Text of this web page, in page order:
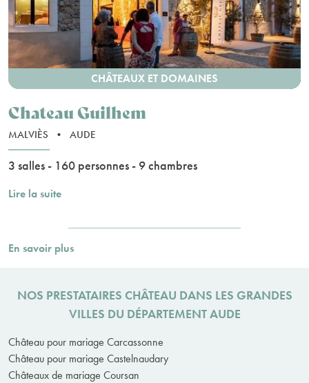
CHÂTEAUX ET DOMAINES
Chateau Guilhem
MALVIÈS • AUDE
3 salles - 160 personnes - 9 chambres
Lire la suite
En savoir plus
NOS PRESTATAIRES CHÂTEAU DANS LES GRANDES
VILLES DU DÉPARTEMENT AUDE
Château pour mariage Carcassonne
Château pour mariage Castelnaudary
Châteaux de mariage Coursan